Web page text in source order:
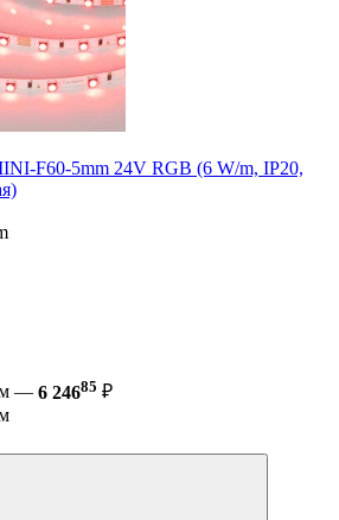
F60-5mm 24V RGB (6 W/m, IP20,
м — 6 24685 ₽